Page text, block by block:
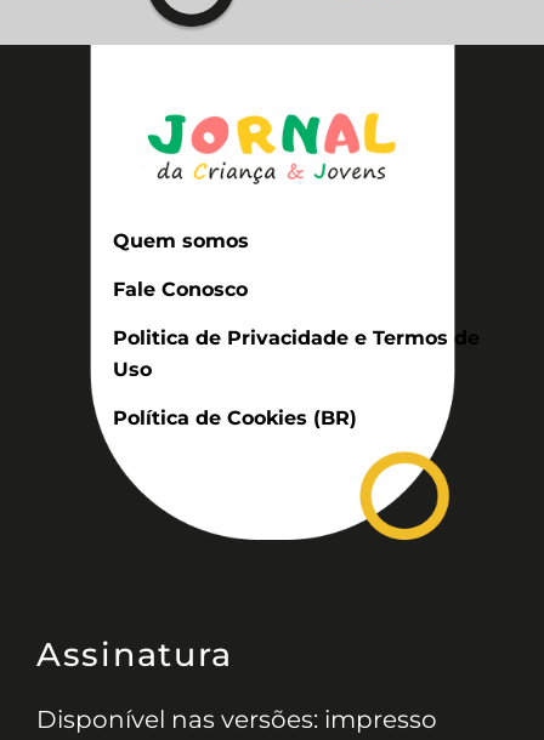
Quem somos
Fale Conosco
Politica de Privacidade e Termos de
Uso
Política de Cookies (BR)
Assinatura
Disponível nas versões: impresso